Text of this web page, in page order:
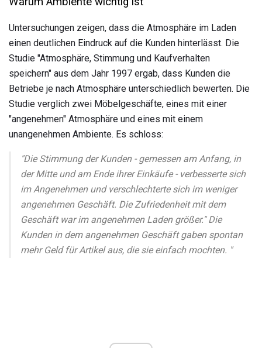
Untersuchungen zeigen, dass die Atmosphäre im Laden
einen deutlichen Eindruck auf die Kunden hinterlässt. Die
Studie "Atmosphäre, Stimmung und Kaufverhalten
speichern" aus dem Jahr 1997 ergab, dass Kunden die
Betriebe je nach Atmosphäre unterschiedlich bewerten. Die
Studie verglich zwei Möbelgeschäfte, eines mit einer
"angenehmen" Atmosphäre und eines mit einem
unangenehmen Ambiente. Es schloss:
"Die Stimmung der Kunden - gemessen am Anfang, in
der Mitte und am Ende ihrer Einkäufe - verbesserte sich
im Angenehmen und verschlechterte sich im weniger
angenehmen Geschäft. Die Zufriedenheit mit dem
Geschäft war im angenehmen Laden größer." Die
Kunden in dem angenehmen Geschäft gaben spontan
mehr Geld für Artikel aus, die sie einfach mochten. "